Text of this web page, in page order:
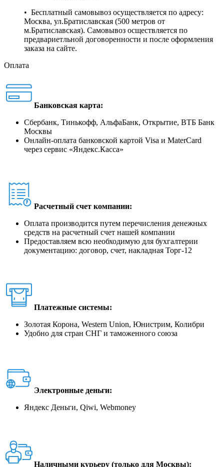
• Бесплатный самовывоз осуществляется по адресу:
Москва, ул.Братиславская (500 метров от
м.Братиславская). Самовывоз осществляется по
предвариетльной договоренности и после оформления
заказа на сайте.
Оплата
Банковская карта:
Сбербанк, Тинькофф, АльфаБанк, Открытие, ВТБ Банк
Москвы
Онлайн-оплата банковской картой Visa и MaterCard
через сервис «Яндекс.Касса»
Расчетный счет компании:
Оплата производится путем перечисления денежных
средств на расчетный счет нашей компании
Предоставляем всю необходимую для бухгалтерии
документацию: договор, счет, накладная Торг-12
Платежные системы:
Золотая Корона, Western Union, Юнистрим, Колибри
Удобно для стран СНГ и таможенного союза
Электронные деньги:
Яндекс Деньги, Qiwi, Webmoney
Наличными курьеру (только для Москвы):